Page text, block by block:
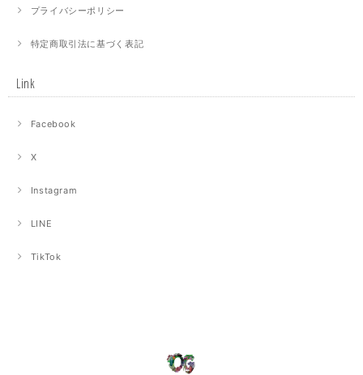
プライバシーポリシー
特定商取引法に基づく表記
Link
Facebook
X
Instagram
LINE
TikTok